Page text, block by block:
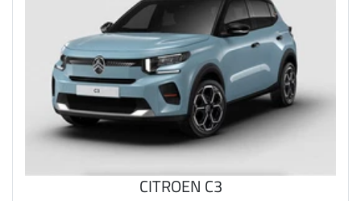
CITROEN C3